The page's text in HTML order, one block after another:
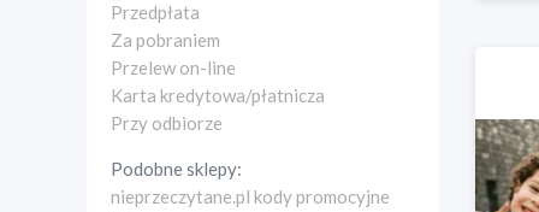
Przedpłata
Za pobraniem
Przelew on-line
Karta kredytowa/płatnicza
Przy odbiorze
Podobne sklepy:
nieprzeczytane.pl kody promocyjne